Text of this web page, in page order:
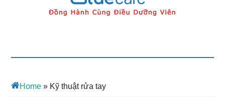
Home » Kỹ thuật rửa tay